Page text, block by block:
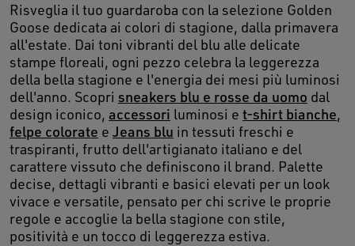
Risveglia il tuo guardaroba con la selezione Golden
Goose dedicata ai colori di stagione, dalla primavera
all'estate. Dai toni vibranti del blu alle delicate
stampe floreali, ogni pezzo celebra la leggerezza
della bella stagione e l'energia dei mesi più luminosi
dell'anno. Scopri sneakers blu e rosse da uomo dal
design iconico, accessori luminosi e t-shirt bianche,
felpe colorate e Jeans blu in tessuti freschi e
traspiranti, frutto dell'artigianato italiano e del
carattere vissuto che definiscono il brand. Palette
decise, dettagli vibranti e basici elevati per un look
vivace e versatile, pensato per chi scrive le proprie
regole e accoglie la bella stagione con stile,
positività e un tocco di leggerezza estiva.